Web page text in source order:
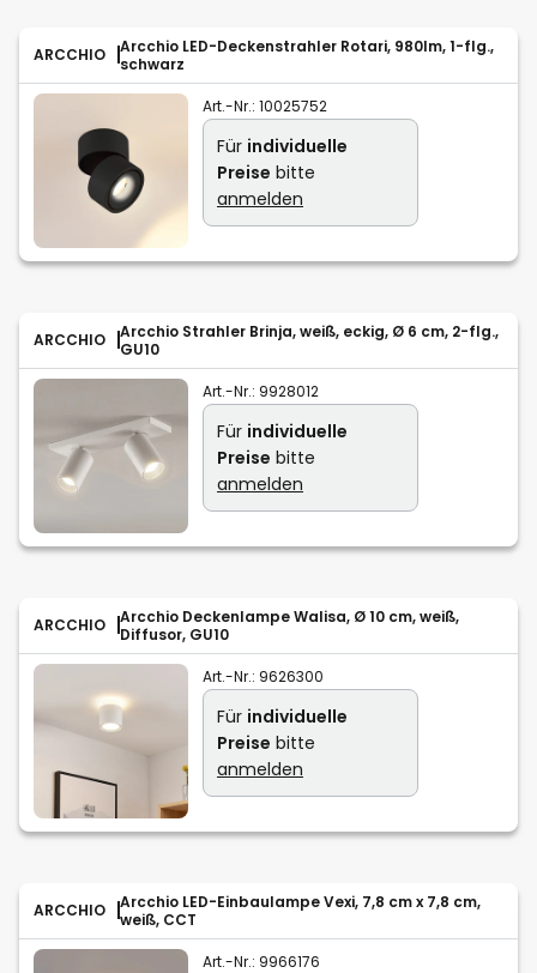
ARCCHIO
Arcchio LED-Deckenstrahler Rotari, 980lm, 1-flg.,
schwarz
Art.-Nr.: 10025752
Für individuelle
Preise bitte
anmelden
ARCCHIO
Arcchio Strahler Brinja, weiß, eckig, Ø 6 cm, 2-flg.,
GU10
Art.-Nr.: 9928012
Für individuelle
Preise bitte
anmelden
ARCCHIO
Arcchio Deckenlampe Walisa, Ø 10 cm, weiß,
Diffusor, GU10
Art.-Nr.: 9626300
Für individuelle
Preise bitte
anmelden
ARCCHIO
Arcchio LED-Einbaulampe Vexi, 7,8 cm x 7,8 cm,
weiß, CCT
Art.-Nr.: 9966176